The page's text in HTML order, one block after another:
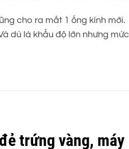
cho ra mắt 1 ống kính mới.
dù là khẩu độ lớn nhưng mức
trứng vàng, máy